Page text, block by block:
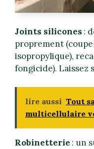
Joints silicones :
proprement
isopropylique),
fongicide). Laissez
lire aussi Tout
multicellulaire
Robinetterie : un